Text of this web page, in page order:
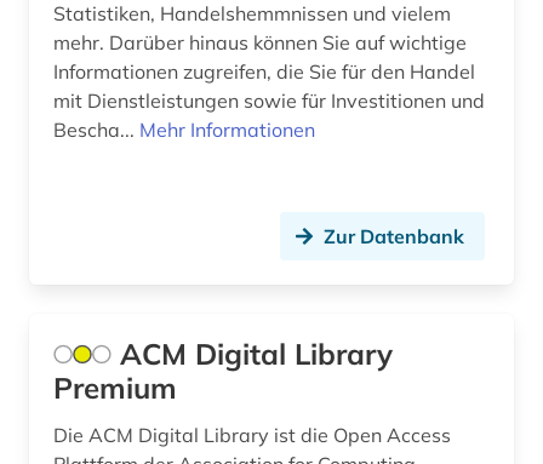
computer to plate (1)
computersicherheit (1)
computertechnik (1)
corporate social responsibility (1)
Statistiken, Handelshemmnissen und vielem
mehr. Darüber hinaus können Sie auf wichtige
Informationen zugreifen, die Sie für den Handel
mit Dienstleistungen sowie für Investitionen und
Bescha... Mehr Informationen
Zur Datenbank
ACM Digital Library
Premium
Die ACM Digital Library ist die Open Access